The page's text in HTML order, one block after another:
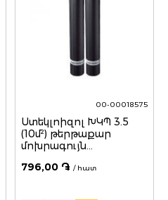
00-00018575
Ստեկլոիզոլ ԽԿՊ 3.5
(10մ²) թերթաքար
մոխրագույն
796,00 ֏ / հատ